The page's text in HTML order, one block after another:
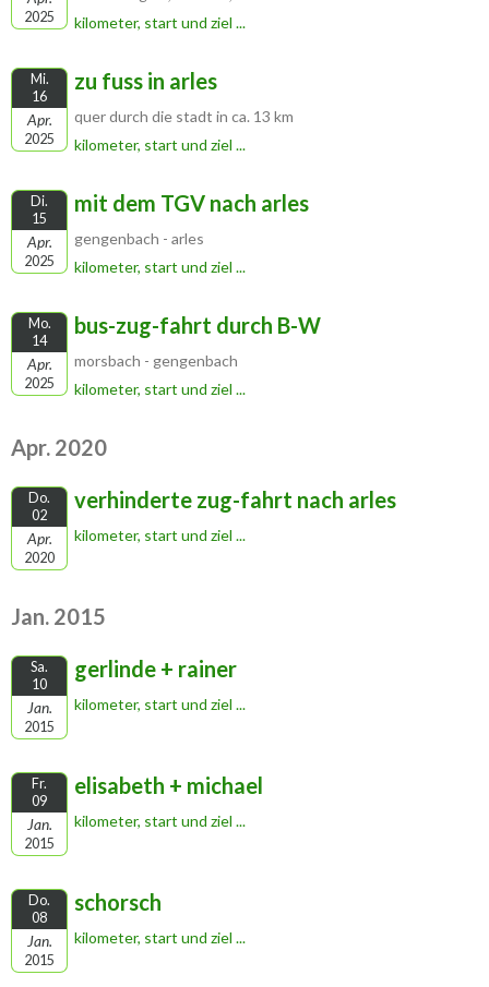
2025
kilometer, start und ziel ...
Mi.
16
Apr.
2025
zu fuss in arles
quer durch die stadt in ca. 13 km
kilometer, start und ziel ...
Di.
15
Apr.
2025
mit dem TGV nach arles
gengenbach - arles
kilometer, start und ziel ...
Mo.
14
Apr.
2025
bus-zug-fahrt durch B-W
morsbach - gengenbach
kilometer, start und ziel ...
Apr. 2020
Do.
02
Apr.
2020
verhinderte zug-fahrt nach arles
kilometer, start und ziel ...
Jan. 2015
Sa.
10
Jan.
2015
gerlinde + rainer
kilometer, start und ziel ...
Fr.
09
Jan.
2015
elisabeth + michael
kilometer, start und ziel ...
Do.
08
Jan.
2015
schorsch
kilometer, start und ziel ...